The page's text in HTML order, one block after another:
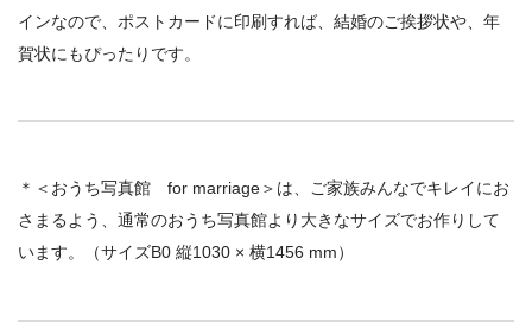
インなので、ポストカードに印刷すれば、結婚のご挨拶状や、年
賀状にもぴったりです。
＊＜おうち写真館 for marriage＞は、ご家族みんなでキレイにお
さまるよう、通常のおうち写真館より大きなサイズでお作りして
います。（サイズB0 縦1030 × 横1456 mm）